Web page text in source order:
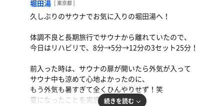
堀田湯 [ 東京都 ]
久しぶりのサウナでお気に入りの堀田湯へ！
体調不良と長期旅行でサウナから離れていたので、
今日はリハビリで、8分→5分→12分の3セット25分！
前入った時は、サウナの扉が開いたら外気が入って
サウナ中も涼めて心地よかったのに、
もう外気も暑すぎて全くひんやりせず！笑
夏になったことを実感しました🫠
続きを読む